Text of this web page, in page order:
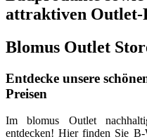
attraktiven Outlet-
Blomus Outlet
Entdecke unsere
Preisen
Im blomus Outlet
entdecken! Hier finden Sie B-